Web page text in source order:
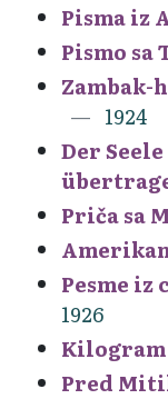
Pisma iz
Pismo sa
Zambak-
1924
Der
Priča sa
Pesme iz
1926
Pred